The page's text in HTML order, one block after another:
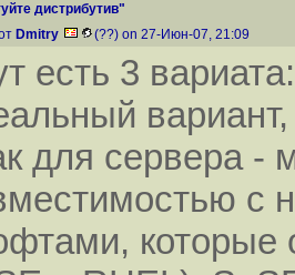
дистрибутив"
Dmitry (??) on 27-Июн-07, 21:09
есть 3
вариант,
для сервера -
с
которые